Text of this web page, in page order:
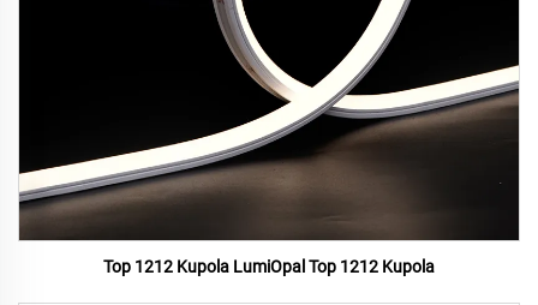
Top 1212 Kupola LumiOpal Top 1212 Kupola